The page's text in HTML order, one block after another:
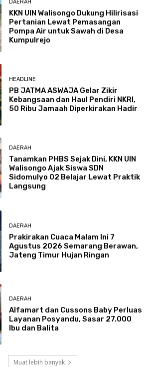
DAERAH
KKN UIN Walisongo Dukung Hilirisasi
Pertanian Lewat Pemasangan
Pompa Air untuk Sawah di Desa
Kumpulrejo
HEADLINE
PB JATMA ASWAJA Gelar Zikir
Kebangsaan dan Haul Pendiri NKRI,
50 Ribu Jamaah Diperkirakan Hadir
DAERAH
Tanamkan PHBS Sejak Dini, KKN UIN
Walisongo Ajak Siswa SDN
Sidomulyo 02 Belajar Lewat Praktik
Langsung
DAERAH
Prakirakan Cuaca Malam Ini 7
Agustus 2026 Semarang Berawan,
Jateng Timur Hujan Ringan
DAERAH
Alfamart dan Cussons Baby Perluas
Layanan Posyandu, Sasar 27.000
Ibu dan Balita
Muat lebih banyak